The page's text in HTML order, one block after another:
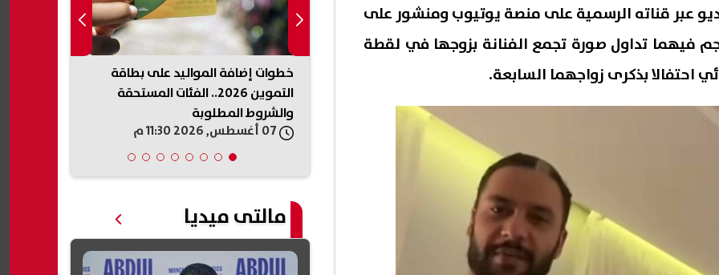
عبر قناته الرسمية على منصة يوتيوب ومنشور على
تداول صورة تجمع الفنانة بزوجها في لقطة
احتفالا بذكرى زواجهما السابعة.
المصيف براحتك.. موعد إجازة
تحرك من الزمالك لحسم موقف عبد
خطوات إضافة المواليد على بطاقة
التموين 2026.. الفئات المستحقة
والشروط المطلوبة
مالتى ميديا